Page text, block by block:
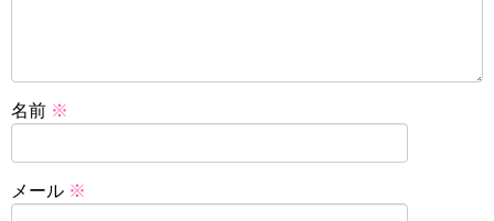
名前 ※
メール ※